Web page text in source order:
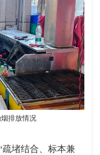
排放情况
堵结合、标本兼